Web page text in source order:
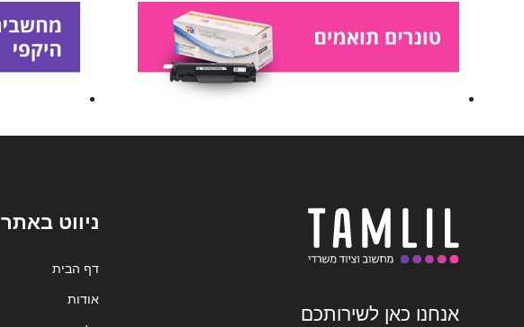
אנחנו כאן לשירותכם
ניווט באתר
דף הבית
אודות